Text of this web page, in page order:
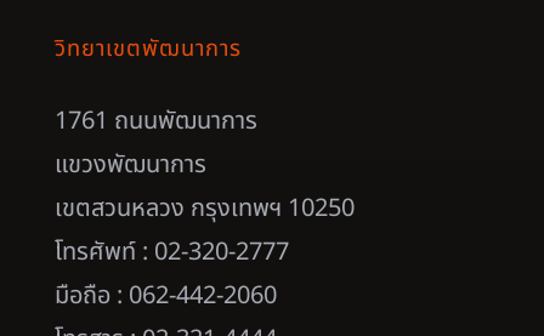
วิทยาเขตพัฒนาการ
1761 ถนนพัฒนาการ
แขวงพัฒนาการ
เขตสวนหลวง กรุงเทพฯ 10250
โทรศัพท์ : 02-320-2777
มือถือ : 062-442-2060